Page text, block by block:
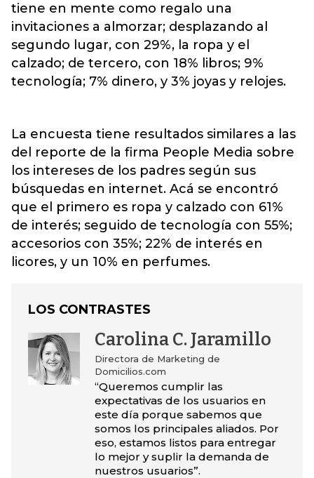
tiene en mente como regalo una
invitaciones a almorzar; desplazando al
segundo lugar, con 29%, la ropa y el
calzado; de tercero, con 18% libros; 9%
tecnología; 7% dinero, y 3% joyas y relojes.
La encuesta tiene resultados similares a las
del reporte de la firma People Media sobre
los intereses de los padres según sus
búsquedas en internet. Acá se encontró
que el primero es ropa y calzado con 61%
de interés; seguido de tecnología con 55%;
accesorios con 35%; 22% de interés en
licores, y un 10% en perfumes.
LOS CONTRASTES
Carolina C. Jaramillo
Directora de Marketing de
Domicilios.com
“Queremos cumplir las
expectativas de los usuarios en
este día porque sabemos que
somos los principales aliados. Por
eso, estamos listos para entregar
lo mejor y suplir la demanda de
nuestros usuarios”.